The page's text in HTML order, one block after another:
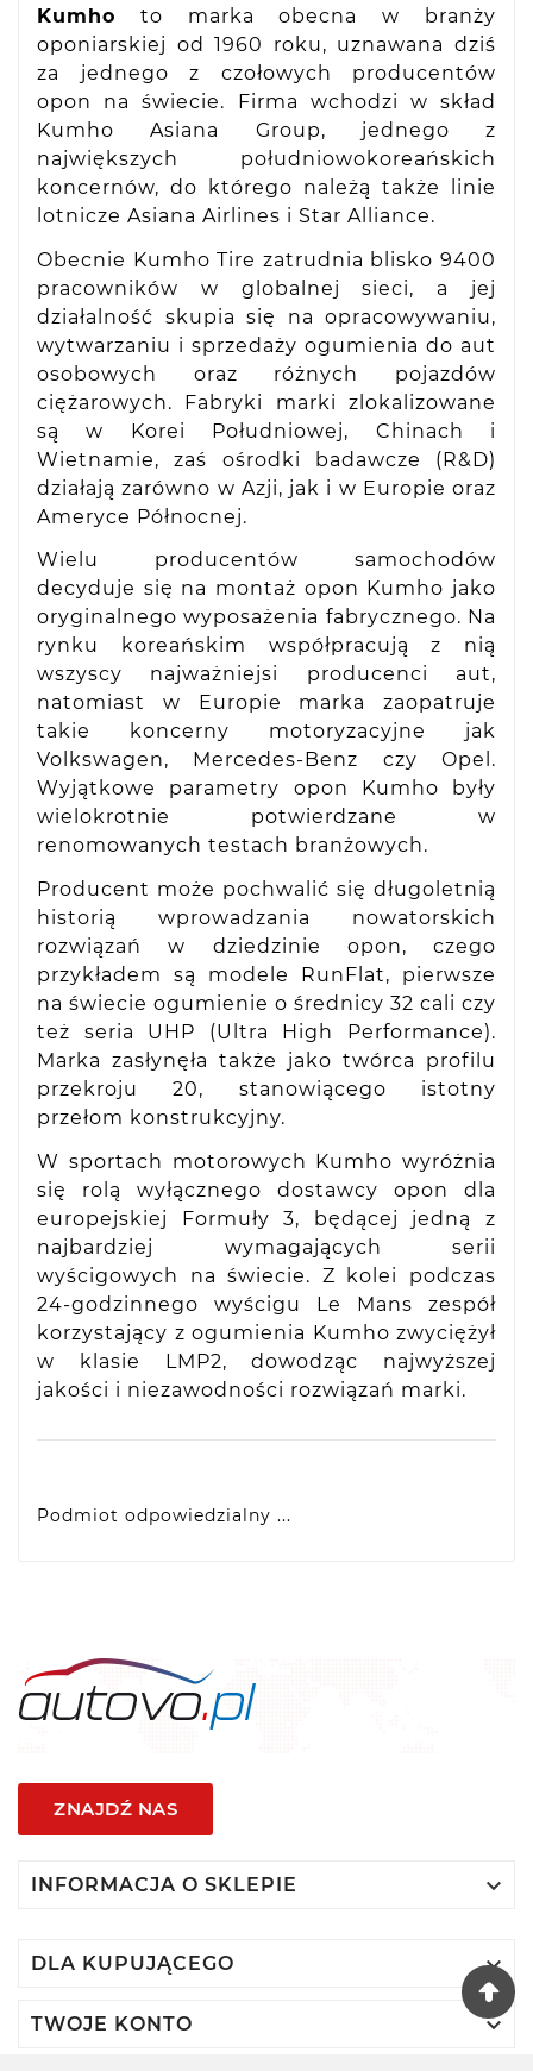
Kumho to marka obecna w branży
oponiarskiej od 1960 roku, uznawana dziś
za jednego z czołowych producentów
opon na świecie. Firma wchodzi w skład
Kumho Asiana Group, jednego z
największych południowokoreańskich
koncernów, do którego należą także linie
lotnicze Asiana Airlines i Star Alliance.
Obecnie Kumho Tire zatrudnia blisko 9400
pracowników w globalnej sieci, a jej
działalność skupia się na opracowywaniu,
wytwarzaniu i sprzedaży ogumienia do aut
osobowych oraz różnych pojazdów
ciężarowych. Fabryki marki zlokalizowane
są w Korei Południowej, Chinach i
Wietnamie, zaś ośrodki badawcze (R&D)
działają zarówno w Azji, jak i w Europie oraz
Ameryce Północnej.
Wielu producentów samochodów
decyduje się na montaż opon Kumho jako
oryginalnego wyposażenia fabrycznego. Na
rynku koreańskim współpracują z nią
wszyscy najważniejsi producenci aut,
natomiast w Europie marka zaopatruje
takie koncerny motoryzacyjne jak
Volkswagen, Mercedes-Benz czy Opel.
Wyjątkowe parametry opon Kumho były
wielokrotnie potwierdzane w
renomowanych testach branżowych.
Producent może pochwalić się długoletnią
historią wprowadzania nowatorskich
rozwiązań w dziedzinie opon, czego
przykładem są modele RunFlat, pierwsze
na świecie ogumienie o średnicy 32 cali czy
też seria UHP (Ultra High Performance).
Marka zasłynęła także jako twórca profilu
przekroju 20, stanowiącego istotny
przełom konstrukcyjny.
W sportach motorowych Kumho wyróżnia
się rolą wyłącznego dostawcy opon dla
europejskiej Formuły 3, będącej jedną z
najbardziej wymagających serii
wyścigowych na świecie. Z kolei podczas
24-godzinnego wyścigu Le Mans zespół
korzystający z ogumienia Kumho zwyciężył
w klasie LMP2, dowodząc najwyższej
jakości i niezawodności rozwiązań marki.
Podmiot odpowiedzialny ...
ZNAJDŹ NAS
INFORMACJA O SKLEPIE 
DLA KUPUJĄCEGO 
TWOJE KONTO 